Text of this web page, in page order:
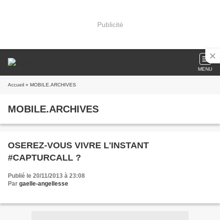
Publicité
MENU
Accueil » MOBILE.ARCHIVES
MOBILE.ARCHIVES
OSEREZ-VOUS VIVRE L'INSTANT
#CAPTURCALL ?
Publié le 20/11/2013 à 23:08
Par gaelle-angellesse